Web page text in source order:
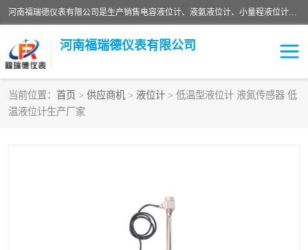
河南福瑞德仪表有限公司是生产销售电容液位计、液氨液位计、小量程液位计定制、智能锅炉水位计、液氮液位计等；并在产品开发、研制的过程中，吸取国内外仪器仪表的技术精华，建立了一支高、精、尖的科研开发队伍，使产品性能不断升级。
河南福瑞德仪表有限公司
当前位置： 首页 > 供应商机 > 液位计 > 低温型液位计 液氮传感器 低
温液位计生产厂家
液位计
液位计传感器定制